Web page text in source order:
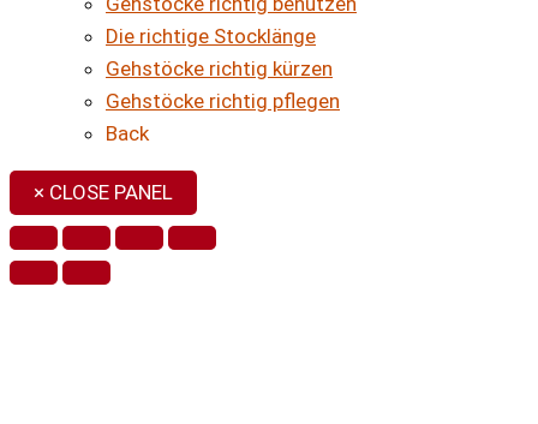
Die richtige Stocklänge
Gehstöcke richtig kürzen
Gehstöcke richtig pflegen
Back
× CLOSE PANEL